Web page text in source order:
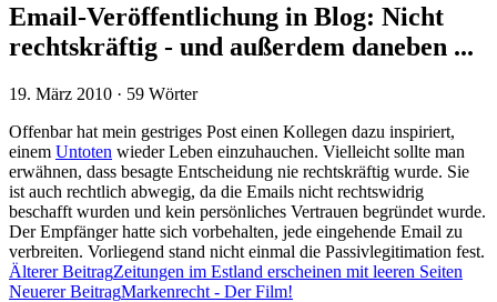
Email-Veröffentlichung in Blog: Nicht
rechtskräftig - und außerdem daneben ...
19. März 2010 · 59 Wörter
Offenbar hat mein gestriges Post einen Kollegen dazu inspiriert,
einem Untoten wieder Leben einzuhauchen. Vielleicht sollte man
erwähnen, dass besagte Entscheidung nie rechtskräftig wurde. Sie
ist auch rechtlich abwegig, da die Emails nicht rechtswidrig
beschafft wurden und kein persönliches Vertrauen begründet wurde.
Der Empfänger hatte sich vorbehalten, jede eingehende Email zu
verbreiten. Vorliegend stand nicht einmal die Passivlegitimation fest.
Älterer BeitragZeitungen im Estland erscheinen mit leeren Seiten
Neuerer BeitragMarkenrecht - Der Film!